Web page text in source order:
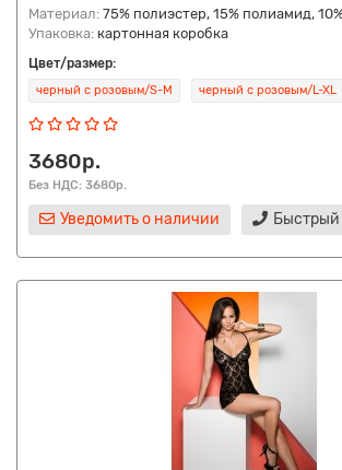
Материал: 75% полиэстер, 15% полиамид,
Упаковка: картонная коробка
Цвет/размер:
черный с розовым/S-M черный с розовым/L-XL
3680р.
Без НДС: 3680р.
Уведомить о наличии Быстрый